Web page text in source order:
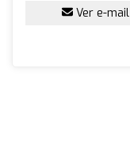
Ver e-mail